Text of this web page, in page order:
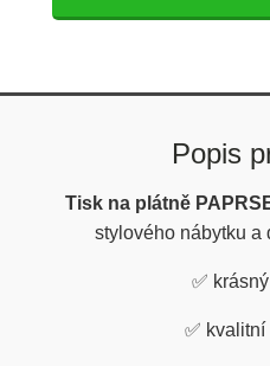
Popis
Tisk na plátně
stylového nábytku a
✅
✅ kvalitní